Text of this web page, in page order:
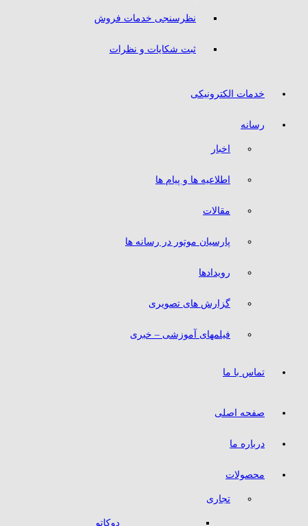
نظرسنجی خدمات فروش
ثبت شکایات و نظرات
خدمات الکترونیکی
رسانه
اخبار
اطلاعیه ها و پیام ها
مقالات
پارسیان موتور در رسانه ها
رویدادها
گزارش های تصویری
فیلمهای آموزشی – خبری
تماس با ما
صفحه اصلی
درباره ما
محصولات
تجاری
دوکاتو